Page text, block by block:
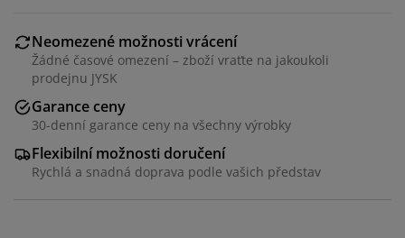
Neomezené možnosti vrácení
Žádné časové omezení – zboží vraťte na jakoukoli
prodejnu JYSK
Garance ceny
30-denní garance ceny na všechny výrobky
Flexibilní možnosti doručení
Rychlá a snadná doprava podle vašich představ